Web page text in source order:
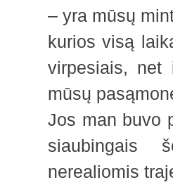
– yra mūsų
kurios visą
virpesiais,
mūsų
Jos man buvo
siaubingais
nerealiomis